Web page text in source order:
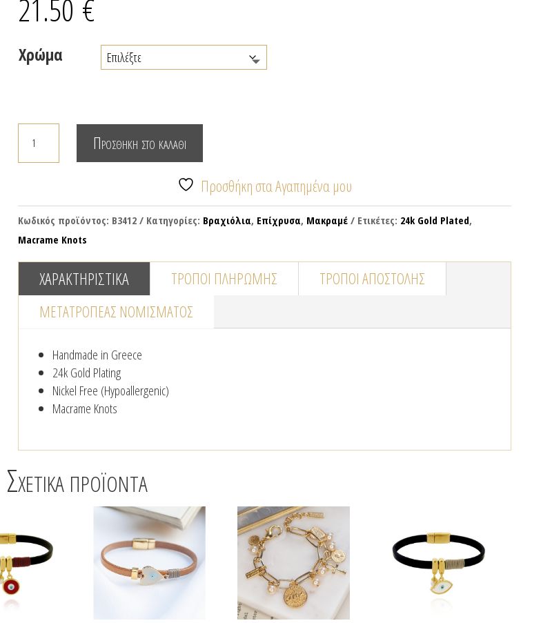
21.50 €
Χρώμα
Βραχιόλι
μακραμέ
με
στοιχεία
ποσότητα
Προσθήκη στο καλάθι
Προσθήκη στα Αγαπημένα μου
Κωδικός προϊόντος: B3412 Κατηγορίες: Βραχιόλια, Επίχρυσα, Μακραμέ Ετικέτες: 24k Gold Plated,
Macrame Knots
ΧΑΡΑΚΤΗΡΙΣΤΙΚΆ ΤΡΌΠΟΙ ΠΛΗΡΩΜΉΣ
ΤΡΌΠΟΙ ΑΠΟΣΤΟΛΉΣ
ΜΕΤΑΤΡΟΠΈΑΣ NΟΜΊΣΜΑΤΟΣ
Handmade in Greece
24k Gold Plating
Nickel Free (Hypoallergenic)
Macrame Knots
Σχετικά προϊόντα